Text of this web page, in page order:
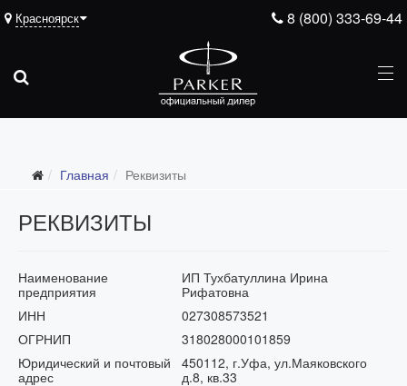
8 (800) 333-69-44
Красноярск
Главная Реквизиты
РЕКВИЗИТЫ
Наименование
предприятия
ИП Тухбатуллина Ирина
Рифатовна
ИНН
027308573521
ОГРНИП
318028000101859
Юридический и почтовый
адрес
450112, г.Уфа, ул.Маяковского
д.8, кв.33